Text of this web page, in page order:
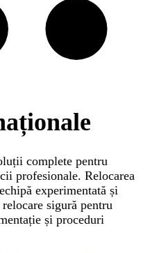
complete pentru
profesionale. Relocarea
experimentată și
sigură pentru
și proceduri